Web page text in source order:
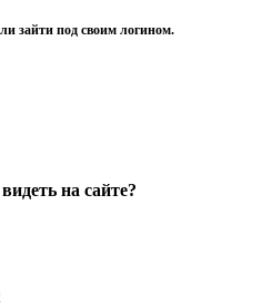
зайти под своим логином.
на сайте?